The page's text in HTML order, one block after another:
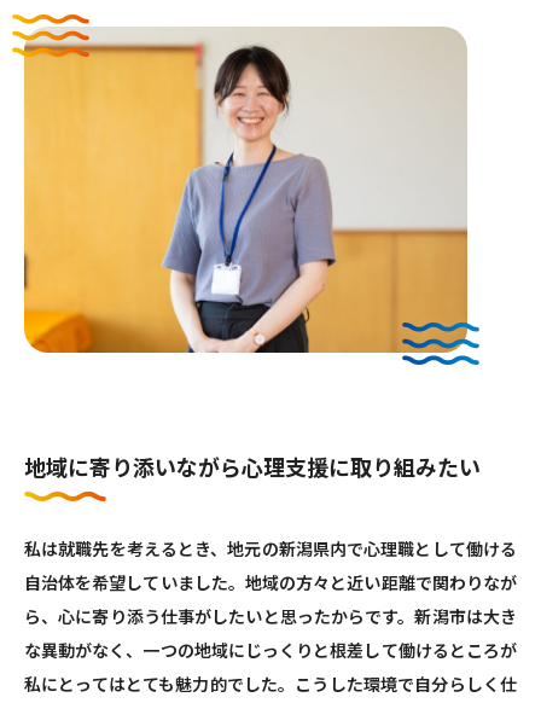
新潟市公式サイト
試験案内
人材育成・キャリア支援
ワークライフバランス
地域に寄り添いながら心理支援に取り組みたい
私は就職先を考えるとき、地元の新潟県内で心理職として働ける
自治体を希望していました。地域の方々と近い距離で関わりなが
ら、心に寄り添う仕事がしたいと思ったからです。新潟市は大き
な異動がなく、一つの地域にじっくりと根差して働けるところが
私にとってはとても魅力的でした。こうした環境で自分らしく仕